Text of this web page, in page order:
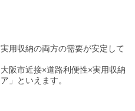
用収納の両方の需要が安定して
阪市近接×道路利便性×実用収納
」といえます。